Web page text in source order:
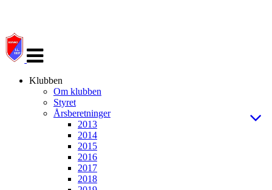
navigasjon
Klubben
Om klubben
Styret
Årsberetninger
2013
2014
2015
2016
2017
2018